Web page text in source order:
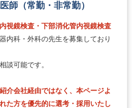
師（常勤・非常勤）
内視鏡検査・下部消化管内視鏡検査
内科・外科の先生を募集しており
談可能です。
介会社経由ではなく、本ページよ
た方を優先的に選考・採用いたし